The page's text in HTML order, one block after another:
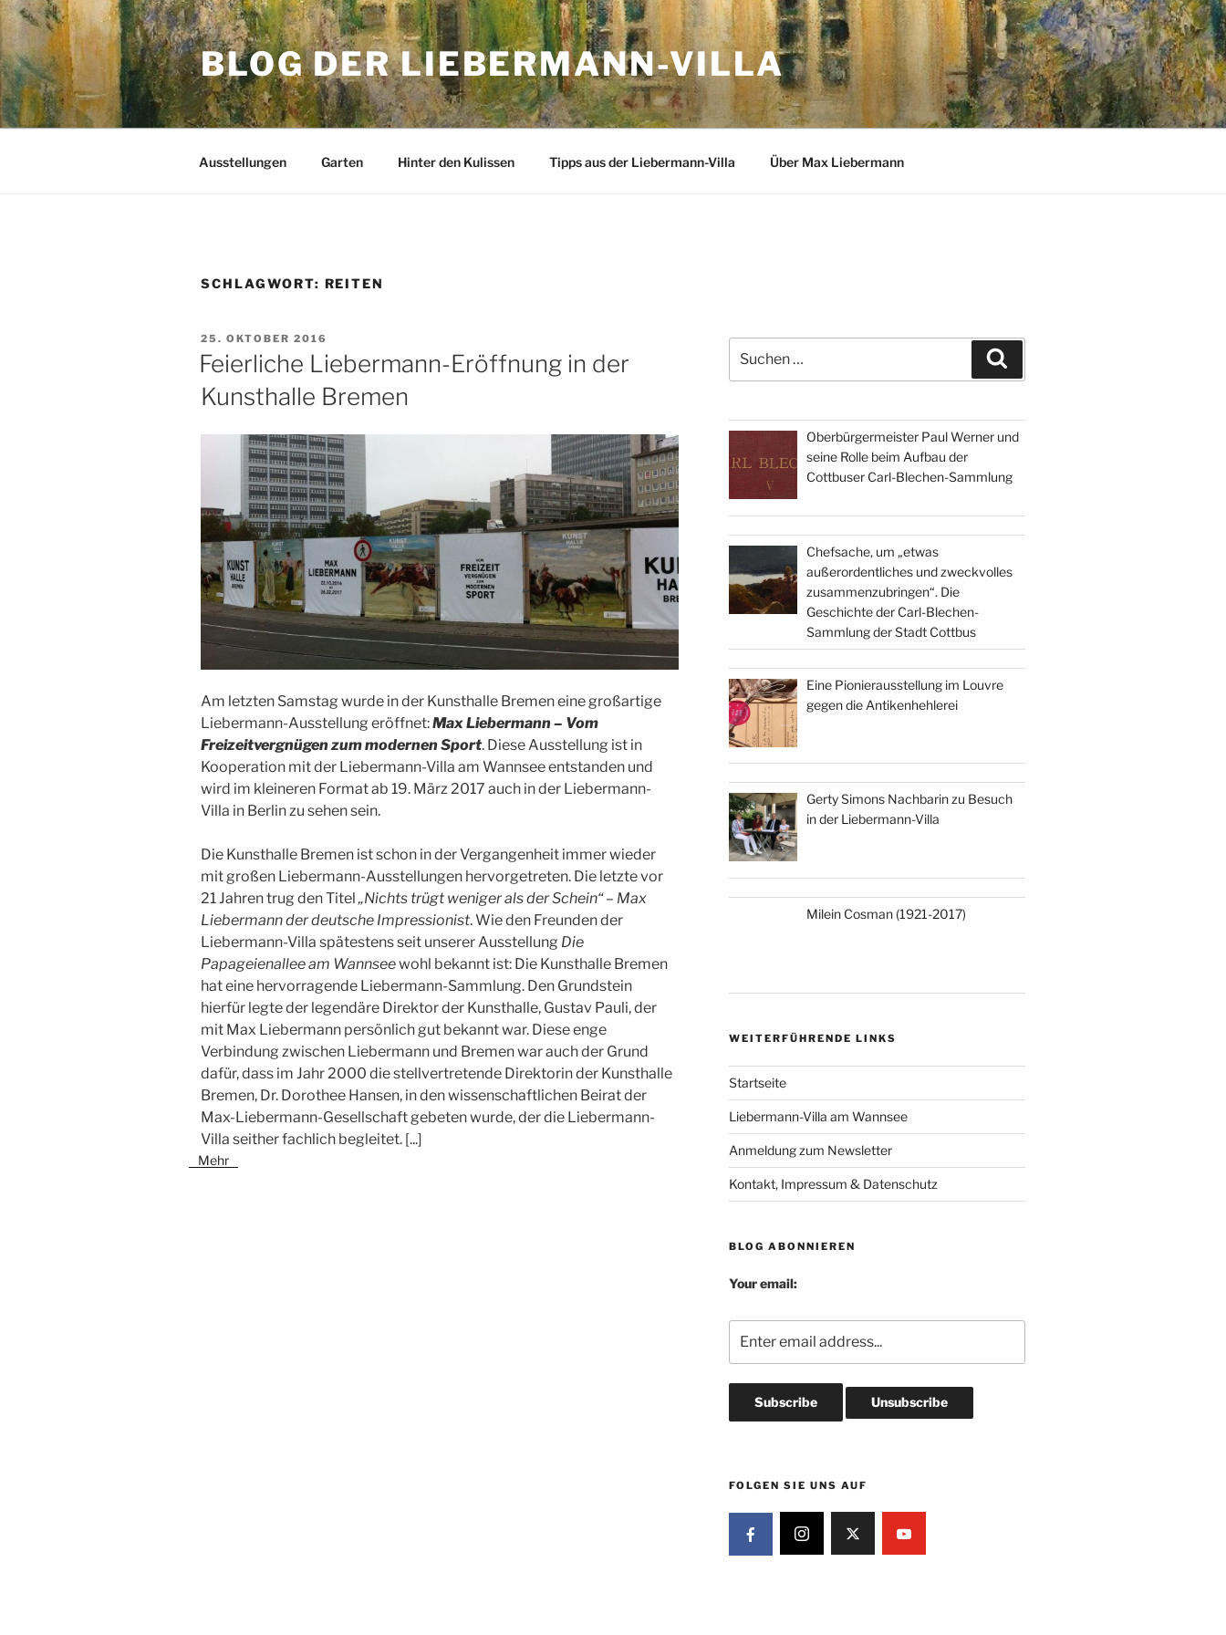
Zum
Inhalt
springen
BLOG DER LIEBERMANN-VILLA
Ausstellungen Garten Hinter den Kulissen Tipps aus der Liebermann-Villa Über Max Liebermann
SCHLAGWORT: REITEN
VERÖFFENTLICHT
AM
25. OKTOBER 2016
Feierliche Liebermann-Eröffnung in der
Kunsthalle Bremen
Am letzten Samstag wurde in der Kunsthalle Bremen eine großartige
Liebermann-Ausstellung eröffnet:Max Liebermann – Vom
Freizeitvergnügen zum modernen Sport. Diese Ausstellung ist in
Kooperation mit der Liebermann-Villa am Wannsee entstanden und
wird im kleineren Format ab 19. März 2017 auch in der Liebermann-
Villa in Berlin zu sehen sein.
Die Kunsthalle Bremen ist schon in der Vergangenheit immer wieder
mit großen Liebermann-Ausstellungen hervorgetreten. Die letzte vor
21 Jahren trug den Titel „Nichts trügt weniger als der Schein“ – Max
Liebermann der deutsche Impressionist. Wie den Freunden der
Liebermann-Villa spätestens seit unserer Ausstellung Die
Papageienallee am Wannseewohl bekannt ist: Die Kunsthalle Bremen
hat eine hervorragende Liebermann-Sammlung. Den Grundstein
hierfür legte der legendäre Direktor der Kunsthalle, Gustav Pauli, der
mit Max Liebermann persönlich gut bekannt war. Diese enge
Verbindung zwischen Liebermann und Bremen war auch der Grund
dafür, dass im Jahr 2000 die stellvertretende Direktorin der Kunsthalle
Bremen, Dr. Dorothee Hansen, in den wissenschaftlichen Beirat der
Max-Liebermann-Gesellschaft gebeten wurde, der die Liebermann-
Villa seither fachlich begleitet. [...]
Mehr
nach:
Oberbürgermeister Paul Werner und
seine Rolle beim Aufbau der
Cottbuser Carl-Blechen-Sammlung
Chefsache, um „etwas
außerordentliches und zweckvolles
zusammenzubringen“. Die
Geschichte der Carl-Blechen-
Sammlung der Stadt Cottbus
Eine Pionierausstellung im Louvre
gegen die Antikenhehlerei
Gerty Simons Nachbarin zu Besuch
in der Liebermann-Villa
Milein Cosman (1921-2017)
WEITERFÜHRENDE LINKS
Startseite
Liebermann-Villa am Wannsee
Anmeldung zum Newsletter
Kontakt, Impressum & Datenschutz
BLOG ABONNIEREN
Your email:
FOLGEN SIE UNS AUF